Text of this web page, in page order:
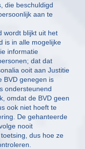
die beschuldigd
aan te
wordt blijkt uit het
is in alle mogelijke
informatie
dat dat
ooit aan Justitie
BVD genegen is
ondersteunend
omdat de BVD geen
ook niet hoeft te
De gehanteerde
nooit
dus hoe ze